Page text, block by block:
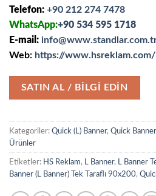
Telefon: +90 212 274 7478
WhatsApp:+90 534 595 1718
E-mail:
Web: https://www.hsreklam.com/
SATIN AL / BİLGİ EDİN
Kategoriler: Quick (L) Banner, Quick
Ürünler
Etiketler: HS Reklam, L Banner, L Banner
Banner (L Banner) Tek Taraflı 90x200,